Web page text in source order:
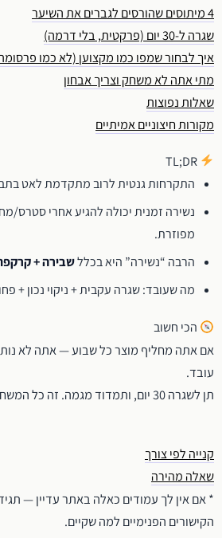
4 מיתוסים שהורסים לגברים את השיער
שגרה ל-30 יום (פרקטית, בלי דרמה)
איך לבחור שמפו כמו מקצוען (לא כמו
מתי אתה לא משחק וצריך אבחון
שאלות נפוצות
מקורות חיצוניים אמיתיים
TL;DR
התקרחות גנטית לרוב מתקדמת לאט
נשירה זמנית יכולה להגיע אחרי סטרס/
מפוזרת.
הרבה “נשירה” היא בכללשבירה +
מה שעובד: שגרה עקבית + ניקוי נכון +
הכי חשוב
אם אתה מחליף מוצר כל שבוע — אתה לא
עובד.
תן לשגרה 30 יום, ותמדוד מגמה. זה כל המשחק.
קנייה לפי צורך
שאלה מהירה
* אם אין לך עמודים כאלה באתר עדיין —
הקישורים הפנימיים למה שקיים.